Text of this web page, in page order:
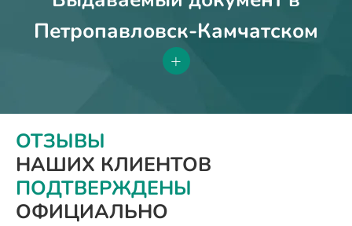
Петропавловск-Камчатском
+
ОТЗЫВЫ
НАШИХ КЛИЕНТОВ
ПОДТВЕРЖДЕНЫ
ОФИЦИАЛЬНО